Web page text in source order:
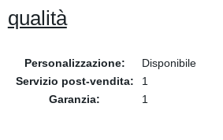
qualità
Personalizzazione:
Disponibile
Servizio post-vendita:
1
Garanzia:
1